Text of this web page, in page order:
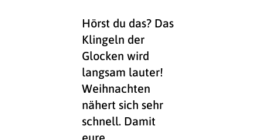
Hörst du das? Das
Klingeln der
Glocken wird
langsam lauter!
Weihnachten
nähert sich sehr
schnell. Damit
eure